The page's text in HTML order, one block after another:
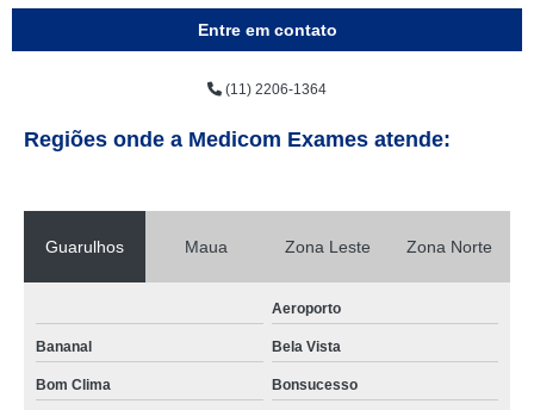
Entre em contato
(11) 2206-1364
Regiões onde a Medicom Exames atende:
Guarulhos Maua Zona Leste Zona Norte
Aeroporto
Bananal Bela Vista
Bom Clima Bonsucesso